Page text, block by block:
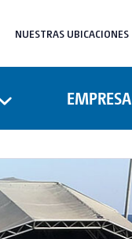
NUESTRAS UBICACIONES
EMPRESA